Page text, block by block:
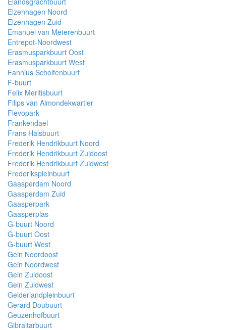
Elzenhagen Noord
Elzenhagen Zuid
Emanuel van Meterenbuurt
Entrepot-Noordwest
Erasmusparkbuurt Oost
Erasmusparkbuurt West
Fannius Scholtenbuurt
F-buurt
Felix Meritisbuurt
Filips van Almondekwartier
Flevopark
Frankendael
Frans Halsbuurt
Frederik Hendrikbuurt Noord
Frederik Hendrikbuurt Zuidoost
Frederik Hendrikbuurt Zuidwest
Frederikspleinbuurt
Gaasperdam Noord
Gaasperdam Zuid
Gaasperpark
Gaasperplas
G-buurt Noord
G-buurt Oost
G-buurt West
Gein Noordoost
Gein Noordwest
Gein Zuidoost
Gein Zuidwest
Gelderlandpleinbuurt
Gerard Doubuurt
Geuzenhofbuurt
Gibraltarbuurt